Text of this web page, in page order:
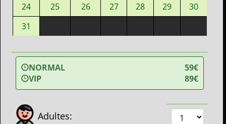
24
25 26 27 28 29
30
31
NORMAL
59€
VIP
89€
Adultes: